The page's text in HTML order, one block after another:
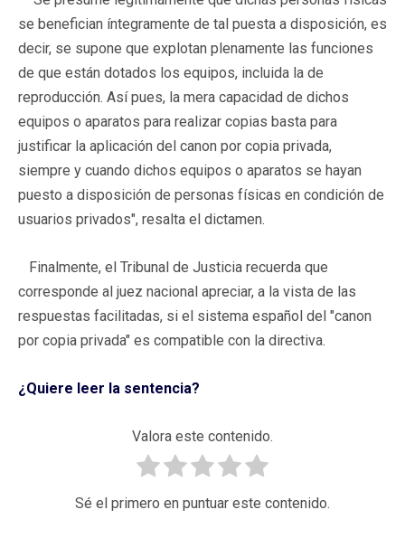
se benefician íntegramente de tal puesta a disposición, es
decir, se supone que explotan plenamente las funciones
de que están dotados los equipos, incluida la de
reproducción. Así pues, la mera capacidad de dichos
equipos o aparatos para realizar copias basta para
justificar la aplicación del canon por copia privada,
siempre y cuando dichos equipos o aparatos se hayan
puesto a disposición de personas físicas en condición de
usuarios privados", resalta el dictamen.
Finalmente, el Tribunal de Justicia recuerda que
corresponde al juez nacional apreciar, a la vista de las
respuestas facilitadas, si el sistema español del "canon
por copia privada" es compatible con la directiva.
¿Quiere leer la sentencia?
Valora este contenido.
Sé el primero en puntuar este contenido.